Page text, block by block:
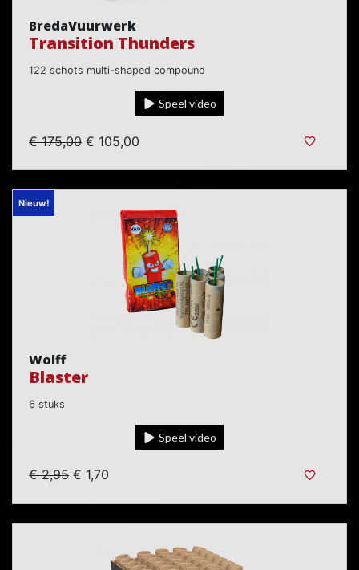
BredaVuurwerk
Transition Thunders
122 schots multi-shaped compound
Speel video
€ 175,00 € 105,00
Nieuw!
Wolff
Blaster
6 stuks
Speel video
€ 2,95 € 1,70